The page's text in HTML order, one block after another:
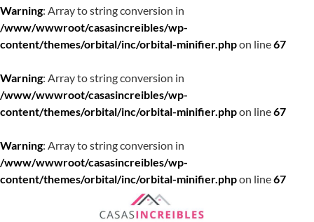
Warning: Array to string conversion in
/www/wwwroot/casasincreibles/wp-
content/themes/orbital/inc/orbital-minifier.phpon line67
Warning: Array to string conversion in
/www/wwwroot/casasincreibles/wp-
content/themes/orbital/inc/orbital-minifier.phpon line67
Warning: Array to string conversion in
/www/wwwroot/casasincreibles/wp-
content/themes/orbital/inc/orbital-minifier.phpon line67